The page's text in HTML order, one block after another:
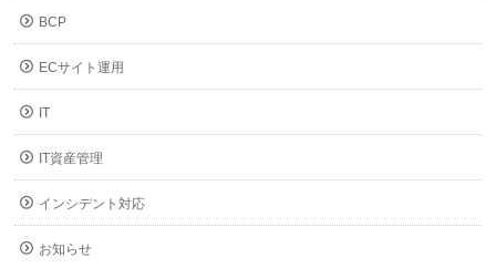
BCP
ECサイト運用
IT
IT資産管理
インシデント対応
お知らせ